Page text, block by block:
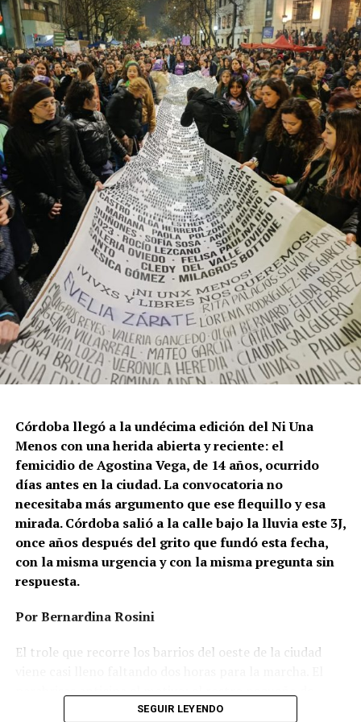
provee biodiversidad, y a una soberanía que se pierde río
abajo. Viaje en barco de MU desde el bajo delta
bonaerense, para conocer y escuchar a isleños,
productores, docentes, ambientalistas y vecinos que
resisten otra avanzada sobre un territorio en disputa.
Por Francisco Pandolfi
Descargar la Mu en PDF
Ganar la vida: La historia de (no)
Su hijo Ciro tenía 120 veces más agrotóxicos que lo
Córdoba llegó a la undécima edición del Ni Una
Menos con una herida abierta y reciente: el
femicidio de Agostina Vega, de 14 años, ocurrido
días antes en la ciudad. La convocatoria no
necesitaba más argumento que ese flequillo y esa
mirada. Córdoba salió a la calle bajo la lluvia este 3J,
once años después del grito que fundó esta fecha,
con la misma urgencia y con la misma pregunta sin
respuesta.
Por Bernardina Rosini
El trole que recorre los barrios del oeste de la ciudad
Agostina Vega, 14 años. Era fácil intuir que será una
SEGUIR LEYENDO